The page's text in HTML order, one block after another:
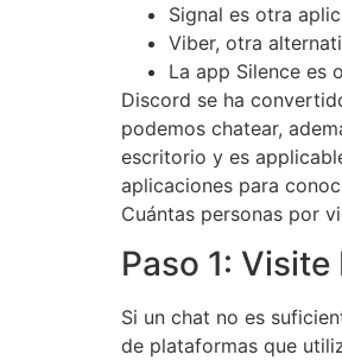
Signal es otra
Viber, otra
La app Silence es
Discord se ha
podemos chatear,
escritorio y es
aplicaciones para
Cuántas personas por
Paso 1: Visite
Si un chat no es
de plataformas que